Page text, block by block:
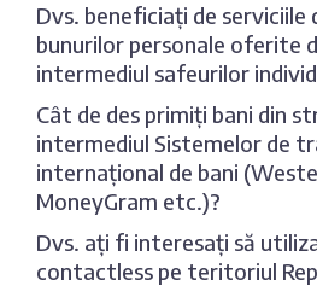
Dvs. beneficiați de serviciile
bunurilor personale oferite
intermediul safeurilor
Cât de des primiți bani din
intermediul Sistemelor de
internațional de bani
MoneyGram etc.)?
Dvs. ați fi interesați să
contactless pe teritoriul